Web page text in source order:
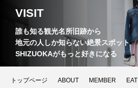
VISIT
誰も知る観光名所旧跡から
地元の人しか知らない絶景スポット
SHIZUOKAがもっと好きになる
トップページ ABOUT MEMBER EAT